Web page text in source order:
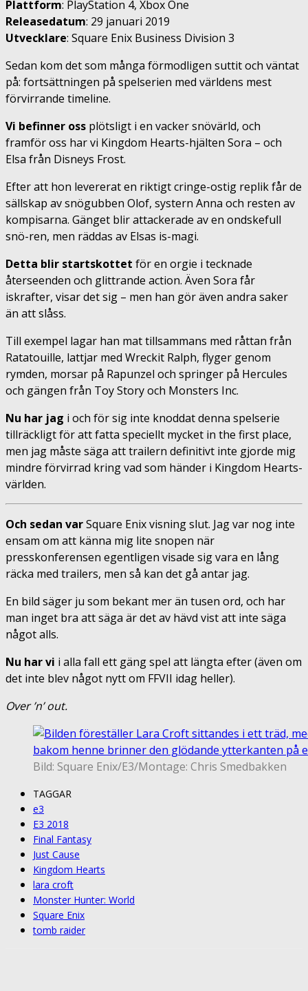
Plattform: PlayStation 4, Xbox One
Releasedatum: 29 januari 2019
Utvecklare: Square Enix Business Division 3
Sedan kom det som många förmodligen suttit och väntat
på: fortsättningen på spelserien med världens mest
förvirrande timeline.
Vi befinner oss plötsligt i en vacker snövärld, och
framför oss har vi Kingdom Hearts-hjälten Sora – och
Elsa från Disneys Frost.
Efter att hon levererat en riktigt cringe-ostig replik får de
sällskap av snögubben Olof, systern Anna och resten av
kompisarna. Gänget blir attackerade av en ondskefull
snö-ren, men räddas av Elsas is-magi.
Detta blir startskottet för en orgie i tecknade
återseenden och glittrande action. Även Sora får
iskrafter, visar det sig – men han gör även andra saker
än att slåss.
Till exempel lagar han mat tillsammans med råttan från
Ratatouille, lattjar med Wreckit Ralph, flyger genom
rymden, morsar på Rapunzel och springer på Hercules
och gängen från Toy Story och Monsters Inc.
Nu har jag i och för sig inte knoddat denna spelserie
tillräckligt för att fatta speciellt mycket in the first place,
men jag måste säga att trailern definitivt inte gjorde mig
mindre förvirrad kring vad som händer i Kingdom Hearts-
världen.
Och sedan varSquare Enix visning slut. Jag var nog inte
ensam om att känna mig lite snopen när
presskonferensen egentligen visade sig vara en lång
räcka med trailers, men så kan det gå antar jag.
En bild säger ju som bekant mer än tusen ord, och har
man inget bra att säga är det av hävd vist att inte säga
något alls.
Nu har vi i alla fall ett gäng spel att längta efter (även om
det inte blev något nytt om FFVII idag heller).
Over ’n’ out.
Bild: Square Enix/E3/Montage: Chris Smedbakken
TAGGAR
e3
E3 2018
Final Fantasy
Just Cause
Kingdom Hearts
lara croft
Monster Hunter: World
Square Enix
tomb raider